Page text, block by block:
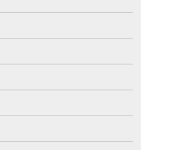
Alphaville
Colonial
São Paulo